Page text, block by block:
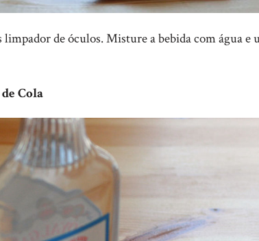
de óculos. Misture a bebida com água e
Cola